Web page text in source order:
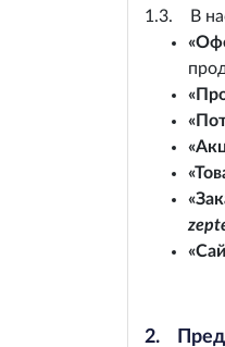
1.3. В
2.